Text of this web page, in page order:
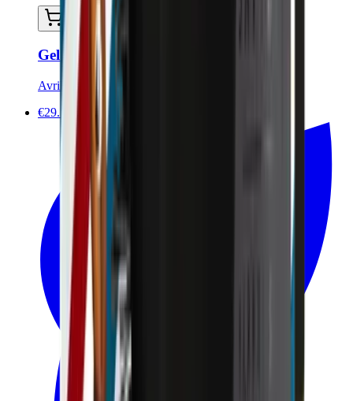
Ajouter au panier
Gel coiffant et fixant cheveux et sourcils
Avril
€29.50